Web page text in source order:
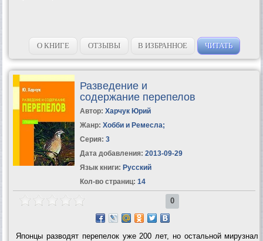
О КНИГЕ ОТЗЫВЫ В ИЗБРАННОЕ ЧИТАТЬ
Разведение и
содержание перепелов
Автор: Харчук Юрий
Жанр: Хобби и Ремесла;
Серия: 3
Дата добавления: 2013-09-29
Язык книги: Русский
Кол-во страниц: 14
0
Японцы разводят перепелок уже 200 лет, но остальной мирузнал